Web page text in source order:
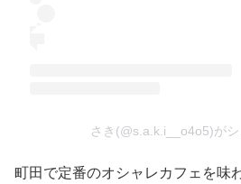
さき(@s.a.k.i__o4o5)が
町田で定番のオシャレカフェを味